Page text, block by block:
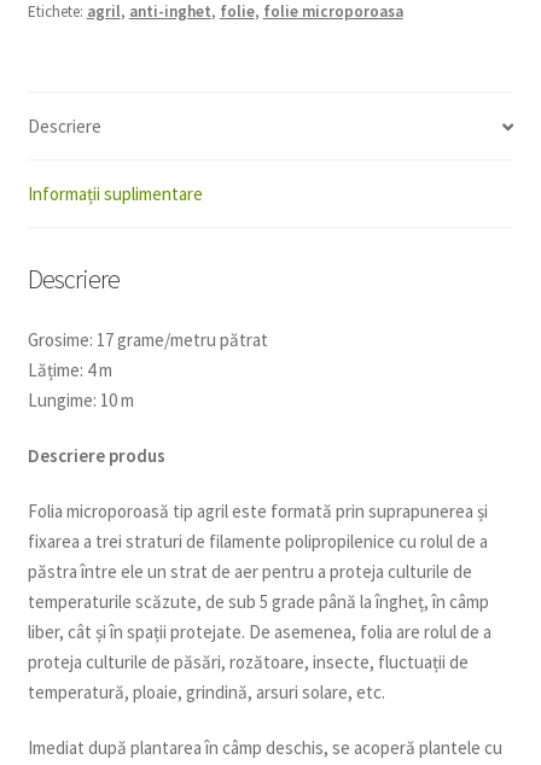
g/mp)
m
Etichete: agril, anti-inghet, folie, folie microporoasa
Descriere
Informații suplimentare
Descriere
Grosime: 17 grame/metru pătrat
Lățime: 4 m
Lungime: 10 m
Descriere produs
Folia microporoasă tip agril este formată prin suprapunerea și
fixarea a trei straturi de filamente polipropilenice cu rolul de a
păstra între ele un strat de aer pentru a proteja culturile de
temperaturile scăzute, de sub 5 grade până la îngheț, în câmp
liber, cât și în spații protejate. De asemenea, folia are rolul de a
proteja culturile de păsări, rozătoare, insecte, fluctuații de
temperatură, ploaie, grindină, arsuri solare, etc.
Imediat după plantarea în câmp deschis, se acoperă plantele cu